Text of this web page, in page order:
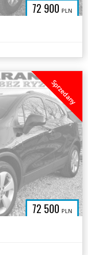
72 900 PLN
72 500 PLN
Sprzedany